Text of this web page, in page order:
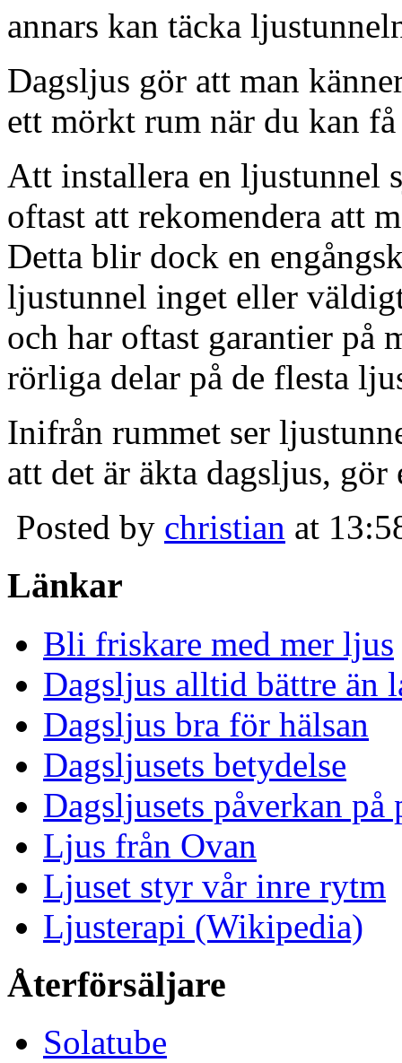
annars kan täcka
Dagsljus gör att man
ett mörkt rum när du kan
Att installera en ljustunnel
oftast att rekomendera att
Detta blir dock en
ljustunnel inget eller
och har oftast garantier på
rörliga delar på de flesta
Inifrån rummet ser
att det är äkta dagsljus,
Posted by christian at
Länkar
Bli friskare med mer ljus
Dagsljus alltid bättre än
Dagsljus bra för hälsan
Dagsljusets betydelse
Dagsljusets påverkan på
Ljus från Ovan
Ljuset styr vår inre rytm
Ljusterapi (Wikipedia)
Återförsäljare
Solatube